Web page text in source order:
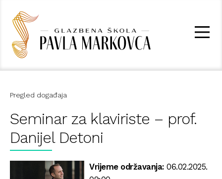
Pregled događaja
Seminar za klaviriste – prof.
Danijel Detoni
Vrijeme održavanja:06.02.2025.